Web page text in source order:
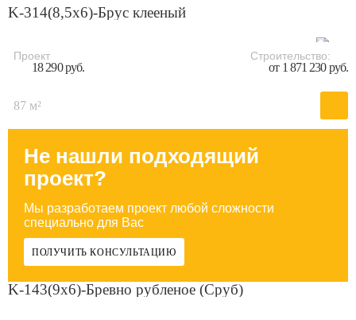
K-314(8,5x6)-Брус клееный
Проект
18 290 руб.
Строительство:
от 1 871 230 руб.
87 м²
Не нашли подходящий
проект?
Мы разработаем проект любой сложности
специально для Вас
ПОЛУЧИТЬ КОНСУЛЬТАЦИЮ
K-143(9х6)-Бревно рубленое (Сруб)